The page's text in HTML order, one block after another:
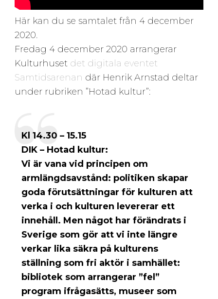
Här kan du se samtalet från 4 december
2020.
Fredag 4 december 2020 arrangerar
Kulturhuset det digitala eventet
Samtidsarenan där Henrik Arnstad deltar
under rubriken ”Hotad kultur”:
Kl 14.30 – 15.15
DIK – Hotad kultur:
Vi är vana vid principen om
armlängdsavstånd: politiken skapar
goda förutsättningar för kulturen att
verka i och kulturen levererar ett
innehåll. Men något har förändrats i
Sverige som gör att vi inte längre
verkar lika säkra på kulturens
ställning som fri aktör i samhället:
bibliotek som arrangerar ”fel”
program ifrågasätts, museer som